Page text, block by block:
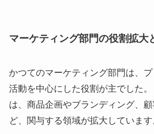
マーケティング部門の役割拡大
かつてのマーケティング部門は、
活動を中心にした役割が主でした
は、商品企画やブランディング、
ど、関与する領域が拡大しています